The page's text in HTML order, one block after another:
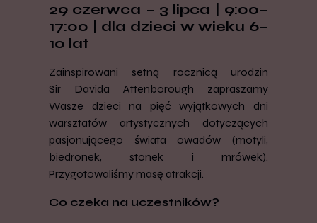
29 czerwca – 3 lipca | 9:00–
17:00 | dla dzieci w wieku 6–
10 lat
Zainspirowani setną rocznicą urodzin
Sir Davida Attenborough zapraszamy
Wasze dzieci na pięć wyjątkowych dni
warsztatów artystycznych dotyczących
pasjonującego świata owadów (motyli,
biedronek, stonek i mrówek).
Przygotowaliśmy masę atrakcji.
Co czeka na uczestników?